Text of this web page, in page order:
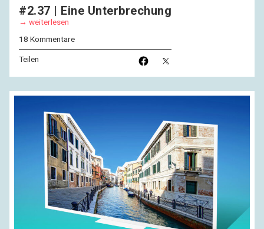
#2.37 | Eine Unterbrechung
weiterlesen
18 Kommentare
Teilen